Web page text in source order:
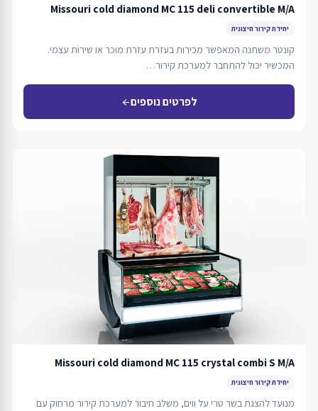
Missouri cold diamond MC 115 deli convertible M/A
יחידת קירור חיצונית
קונטר משתנה המאפשר מכירות בעזרת עזרת מוכר או שירות עצמי.
המכשיר יכול להתחבר למערכת קירור…
לפרטים נוספיםarrow_back
Missouri cold diamond MC 115 crystal combi S M/A
יחידת קירור חיצונית
מנועד להצגת בשר טרי על ווים, משלב חיבור למערכת קירור מרחוק עם